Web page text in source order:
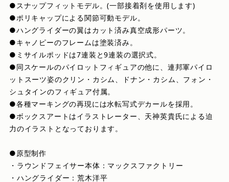
●スナップフィットモデル。(一部接着剤を使用します)
●ポリキャップによる関節可動モデル。
●ハングライダーの翼はカット済み真空成形パーツ。
●キャノピーのフレームは塗装済み。
●ミサイルポッドは7連装と9連装の選択式。
●同スケールのパイロットフィギュアの他に、連邦軍パイロ
ットスーツ姿のクリン・カシム、ドナン・カシム、フォン・
シュタインのフィギュア付属。
●各種マーキングの再現には水転写式デカールを採用。
●ボックスアートはイラストレーター、天神英貴氏による迫
力のイラストとなっております。
●原型制作
・ラウンドフェイサー本体：マックスファクトリー
・ハングライダー：荒木洋平